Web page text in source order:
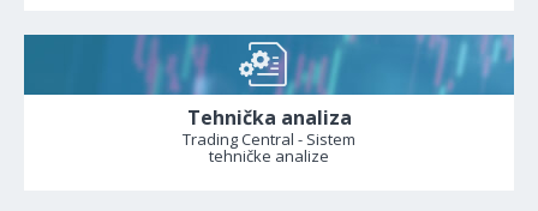
Tehnička analiza
Trading Central - Sistem
tehničke analize